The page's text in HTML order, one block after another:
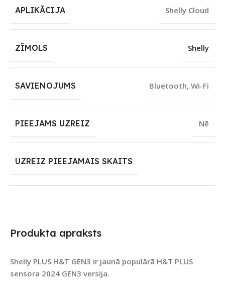
Produkta apraksts
Shelly PLUS H&T GEN3 ir jaunā populārā H&T PLUS
sensora 2024 GEN3 versija.
APLIKĀCIJA Shelly Cloud
ZĪMOLS Shelly
SAVIENOJUMS Bluetooth, Wi-Fi
PIEEJAMS UZREIZ Nē
UZREIZ PIEEJAMAIS SKAITS